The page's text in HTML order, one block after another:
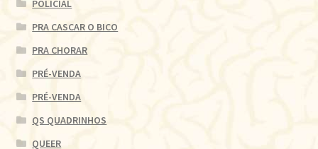
POLICIAL
PRA CASCAR O BICO
PRA CHORAR
PRÉ-VENDA
PRÉ-VENDA
QS QUADRINHOS
QUEER